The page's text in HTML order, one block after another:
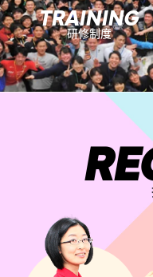
TRAINING
研修制度